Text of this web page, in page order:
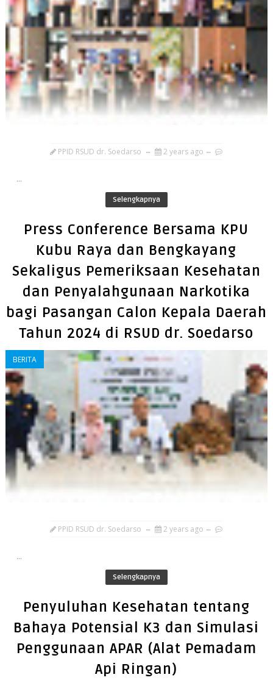
PPID RSUD dr. Soedarso 2 years ago
...
Selengkapnya
Press Conference Bersama KPU
Kubu Raya dan Bengkayang
Sekaligus Pemeriksaan Kesehatan
dan Penyalahgunaan Narkotika
bagi Pasangan Calon Kepala Daerah
Tahun 2024 di RSUD dr. Soedarso
BERITA
PPID RSUD dr. Soedarso 2 years ago
...
Selengkapnya
Penyuluhan Kesehatan tentang
Bahaya Potensial K3 dan Simulasi
Penggunaan APAR (Alat Pemadam
Api Ringan)